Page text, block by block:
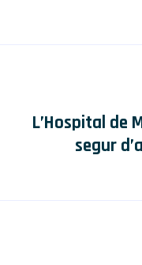
L’Hospital de
segur